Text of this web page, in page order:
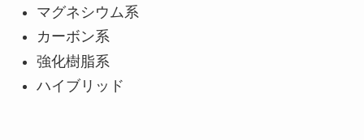
マグネシウム系
カーボン系
強化樹脂系
ハイブリッド